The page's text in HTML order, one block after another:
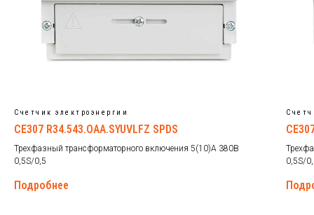
Счетчик электроэнергии
CE307 R34.543.OAA.SYUVLFZ SPDS
Трехфазный трансформаторного включения 5(10)А 380В
0,5S/0,5
Подробнее
0,5S/